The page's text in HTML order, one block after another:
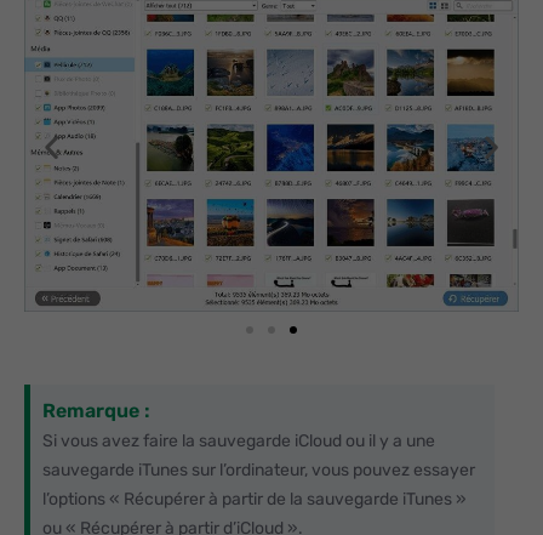
Remarque :
Si vous avez faire la sauvegarde iCloud ou il y a une
sauvegarde iTunes sur l’ordinateur, vous pouvez essayer
l’options « Récupérer à partir de la sauvegarde iTunes »
ou « Récupérer à partir d’iCloud ».